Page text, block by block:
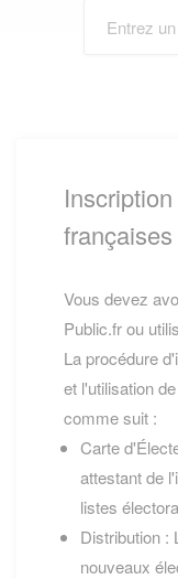
françaises
Vous devez
Public.fr ou
La procédure
et l'utilisation
comme suit :
Carte
attestant de
listes
Distribution :
nouveaux